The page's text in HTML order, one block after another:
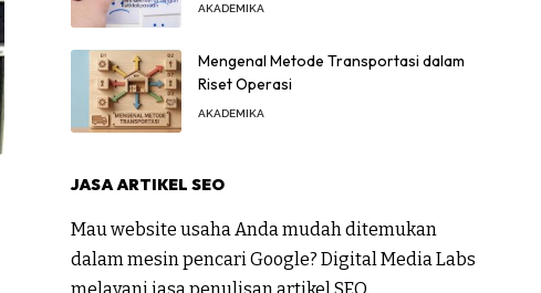
AKADEMIKA
Mengenal Metode Transportasi dalam
Riset Operasi
AKADEMIKA
JASA ARTIKEL SEO
Mau website usaha Anda mudah ditemukan
dalam mesin pencari Google? Digital Media Labs